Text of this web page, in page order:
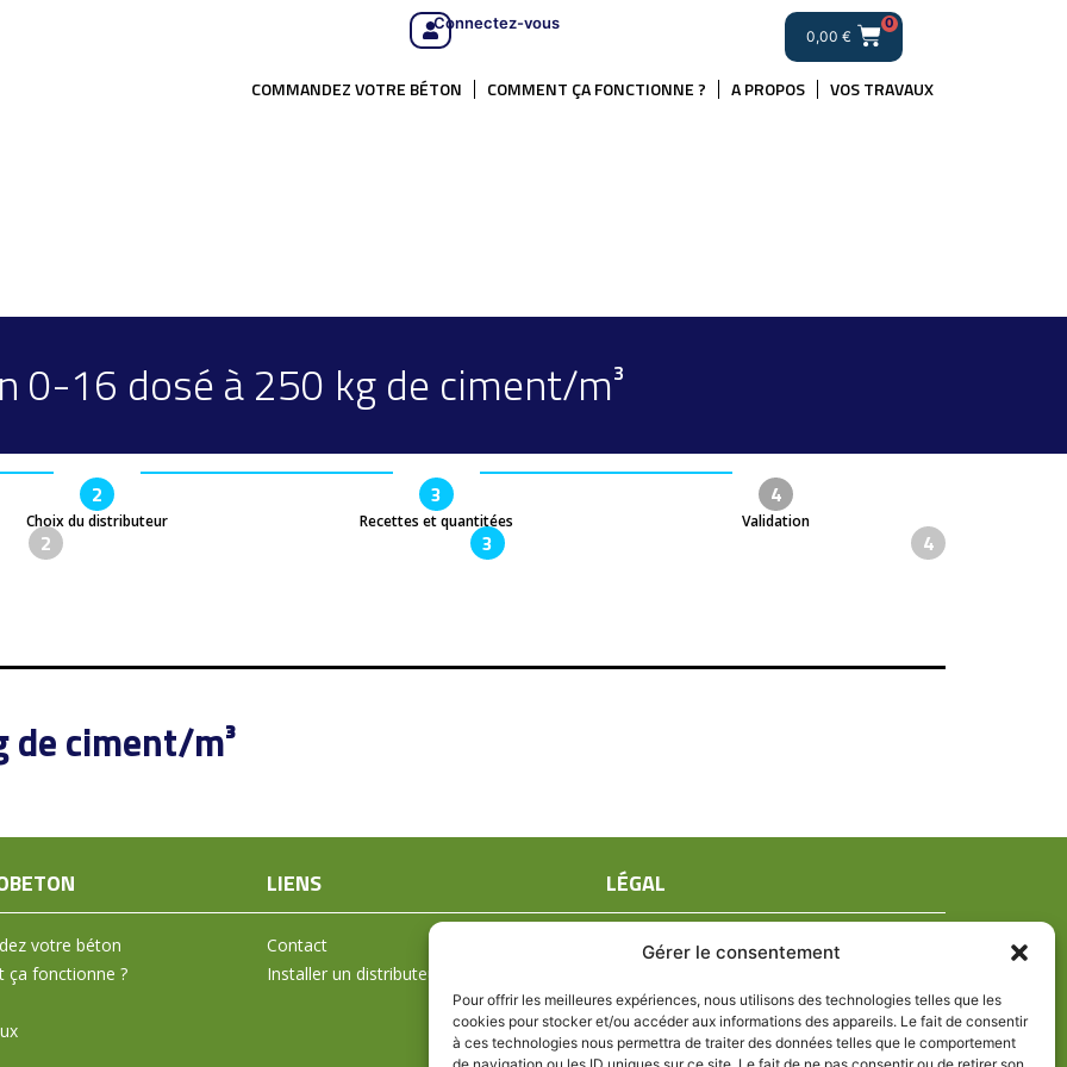
Gérer le consentement
Pour offrir les meilleures expériences, nous utilisons des technologies telles que les
cookies pour stocker et/ou accéder aux informations des appareils. Le fait de consentir
à ces technologies nous permettra de traiter des données telles que le comportement
Connectez-vous
0,00 €
0
COMMANDEZ VOTRE BÉTON COMMENT ÇA FONCTIONNE ? A PROPOS VOS TRAVAUX
0-16 dosé à 250 kg de ciment/m³
2
Choix du distributeur
3
Recettes et quantitées
4
Validation
2 3 4
de ciment/m³
votre béton
ça fonctionne ?
LIENS
Contact
Installer un distributeur
LÉGAL
Mentions légales
Politique de confidentialité
Politique de cookies (UE)